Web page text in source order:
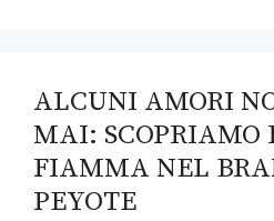
ALCUNI AMORI
MAI: SCOPRIAMO
FIAMMA NEL
PEYOTE